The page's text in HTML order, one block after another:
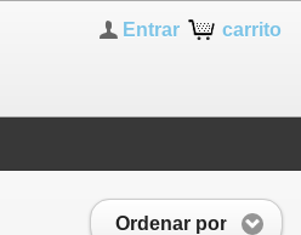
carrito
Entrar
Ordenar por